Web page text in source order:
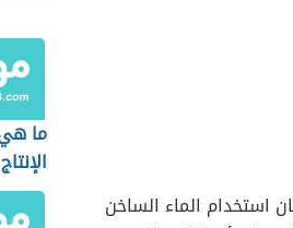
استخدام الماء الساخن
ما
الإنتاج